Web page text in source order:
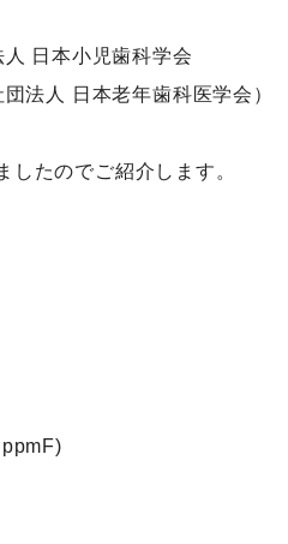
日本小児歯科学会
法人 日本老年歯科医学会）
たのでご紹介します。